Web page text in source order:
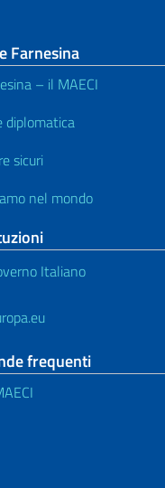
Farnesina
– il MAECI
diplomatica
sicuri
nel mondo
Italiano
frequenti